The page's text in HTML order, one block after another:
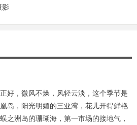
，微风不燥，风轻云淡，这个季节是
岛，阳光明媚的三亚湾，花儿开得鲜艳
之洲岛的珊瑚海，第一市场的接地气，